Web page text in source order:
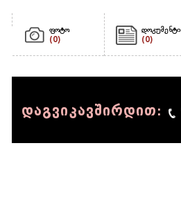
ფოტო
(0)
დოკუმენტი
(0)
დაგვიკავშირდით: